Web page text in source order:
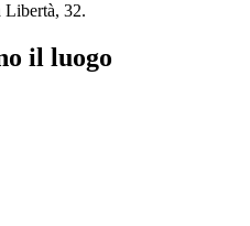
Libertà, 32.
il luogo